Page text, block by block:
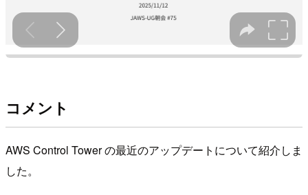
コメント
AWS Control Tower の最近のアップデートについて紹介しま
した。